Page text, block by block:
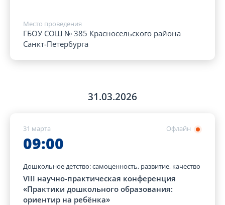
Место проведения
ГБОУ СОШ № 385 Красносельского района
Санкт-Петербурга
31.03.2026
Офлайн
31 марта
09:00
Дошкольное детство: самоценность, развитие, качество
VIII научно-практическая конференция
«Практики дошкольного образования:
ориентир на ребёнка»